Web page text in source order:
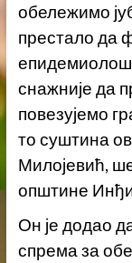
обележимо
престало да
снажније да
повезујемо
то суштина
Милојевић,
општине
Он је додао
спрема за